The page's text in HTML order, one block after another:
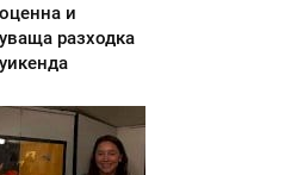
и
разходка